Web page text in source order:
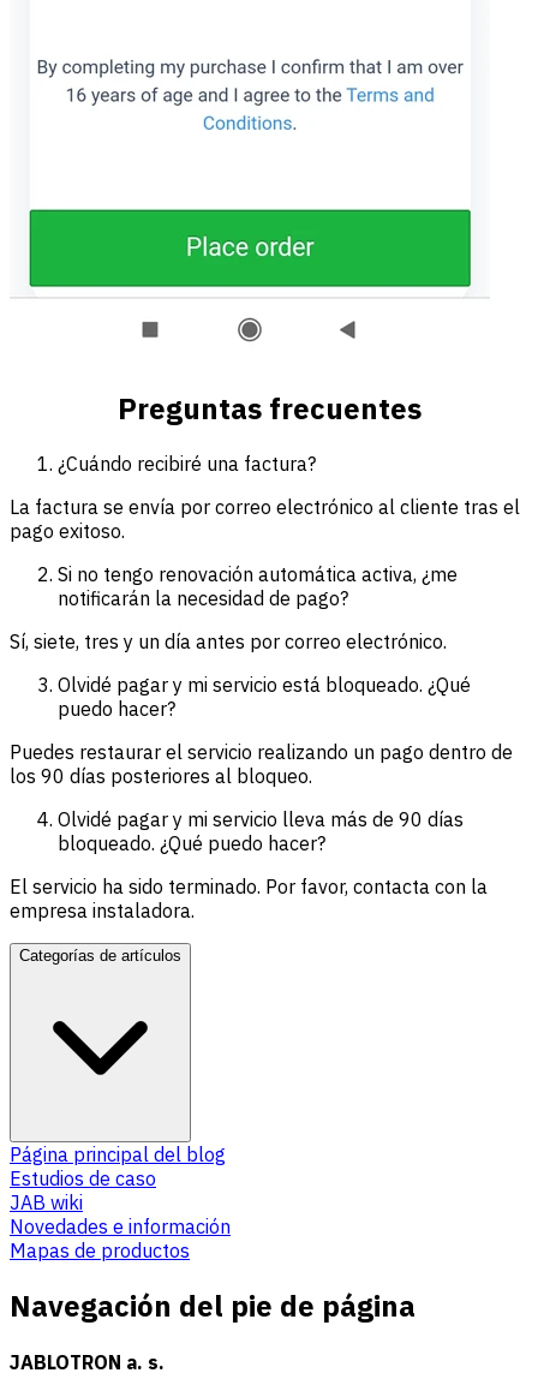
Preguntas frecuentes
¿Cuándo recibiré una factura?
La factura se envía por correo electrónico al cliente tras el
pago exitoso.
Si no tengo renovación automática activa, ¿me
notificarán la necesidad de pago?
Sí, siete, tres y un día antes por correo electrónico.
Olvidé pagar y mi servicio está bloqueado. ¿Qué
puedo hacer?
Puedes restaurar el servicio realizando un pago dentro de
los 90 días posteriores al bloqueo.
Olvidé pagar y mi servicio lleva más de 90 días
bloqueado. ¿Qué puedo hacer?
El servicio ha sido terminado. Por favor, contacta con la
empresa instaladora.
Categorías de artículos
Página principal del blog
Estudios de caso
JAB wiki
Novedades e información
Mapas de productos
Navegación del pie de página
JABLOTRON a. s.